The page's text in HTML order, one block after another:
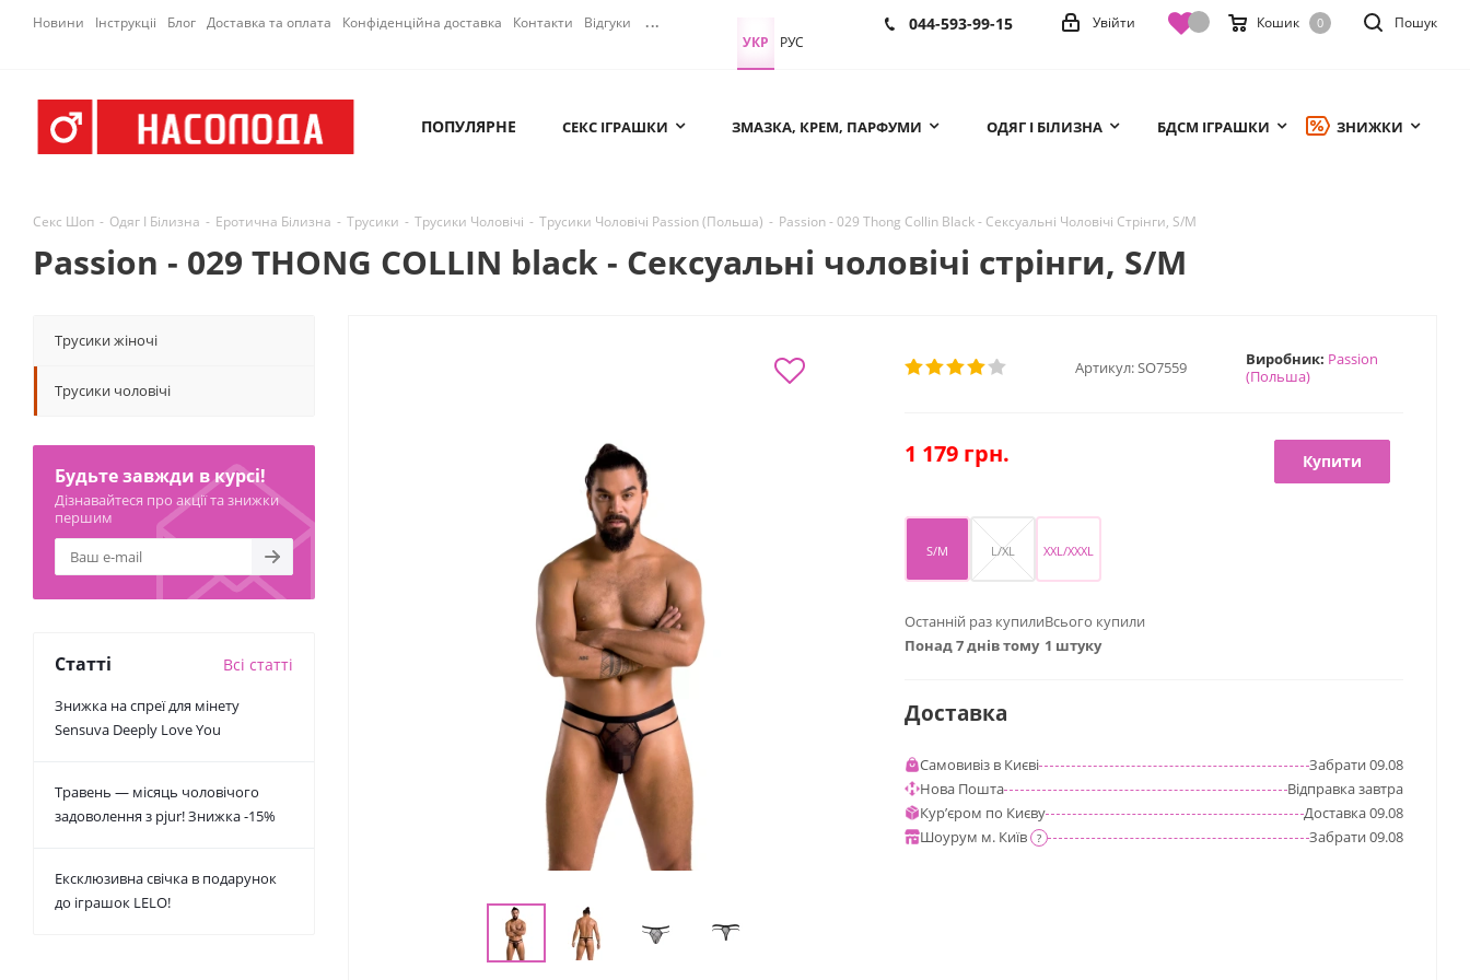
Новини Інструкціі Блог Доставка та оплата Конфіденційна доставка Контакти Відгуки ... Пошук
Кошик 0
Увійти
044-593-99-15
УКР РУС
ПОПУЛЯРНЕ СЕКС ІГРАШКИ ЗМАЗКА, КРЕМ, ПАРФУМИ ОДЯГ І БІЛИЗНА БДСМ ІГРАШКИ ЗНИЖКИ
Секс Шоп - Одяг І Білизна - Еротична Білизна - Трусики - Трусики Чоловічі - Трусики Чоловічі Passion (Польша) - Passion - 029 Thong Collin Black - Сексуальні Чоловічі Стрінги, S/M
Passion - 029 THONG COLLIN black - Сексуальні чоловічі стрінги, S/M
Артикул:SO7559 Виробник: Passion
(Польша)
1 179 грн. Купити
S/M L/XL XXL/XXXL
Останній раз купили
Понад 7 днів тому
Всього купили
1 штуку
Доставка
Самовивіз в Києві Забрати 09.08
Нова Пошта
Відправказавтра
Курʼєром по Києву
Доставка09.08
Шоурум м. Київ
? Забрати 09.08
Трусики жіночі
Трусики чоловічі
Будьте завжди в курсі!
Дізнавайтеся про акції та знижки
першим
Статті Всі статті
Знижка на спреї для мінету
Sensuva Deeply Love You
Травень — місяць чоловічого
задоволення з pjur! Знижка -15%
Ексклюзивна свічка в подарунок
до іграшок LELO!